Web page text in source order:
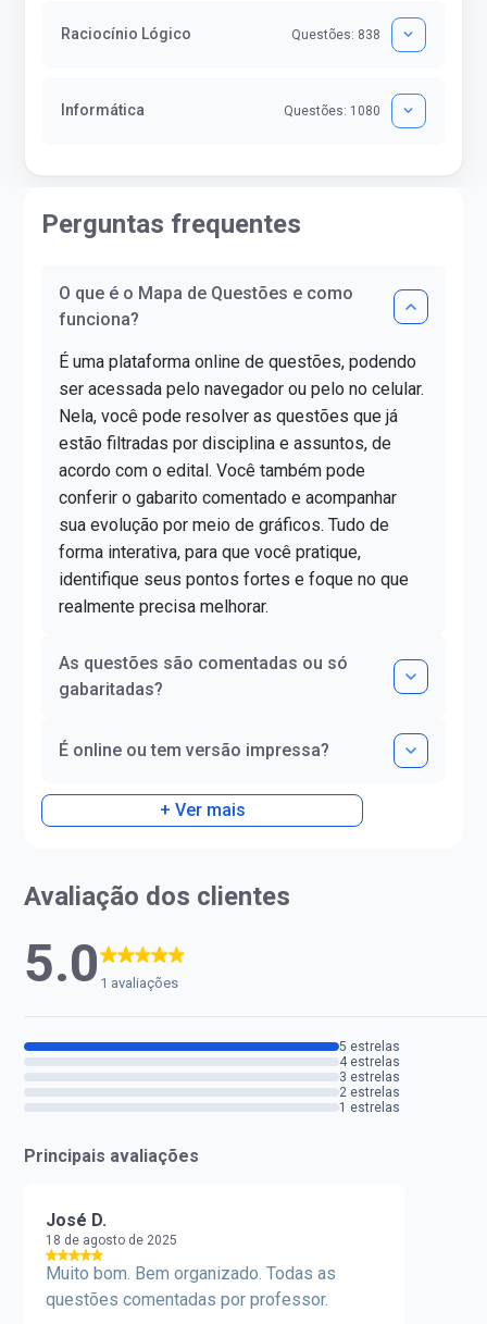
Raciocínio Lógico Questões: 838
Informática Questões: 1080
Perguntas frequentes
O que é o Mapa de Questões e como
funciona?
É uma plataforma online de questões, podendo
ser acessada pelo navegador ou pelo no celular.
Nela, você pode resolver as questões que já
estão filtradas por disciplina e assuntos, de
acordo com o edital. Você também pode
conferir o gabarito comentado e acompanhar
sua evolução por meio de gráficos. Tudo de
forma interativa, para que você pratique,
identifique seus pontos fortes e foque no que
realmente precisa melhorar.
As questões são comentadas ou só
gabaritadas?
É online ou tem versão impressa?
+ Ver mais
Avaliação dos clientes
5.01 avaliações
5 estrelas
4 estrelas
3 estrelas
2 estrelas
1 estrelas
Principais avaliações
José D.
18 de agosto de 2025
Muito bom. Bem organizado. Todas as
questões comentadas por professor.